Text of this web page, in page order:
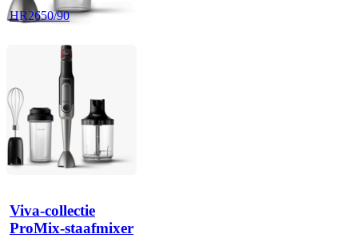
HR2650/90
Viva-collectie
ProMix-staafmixer